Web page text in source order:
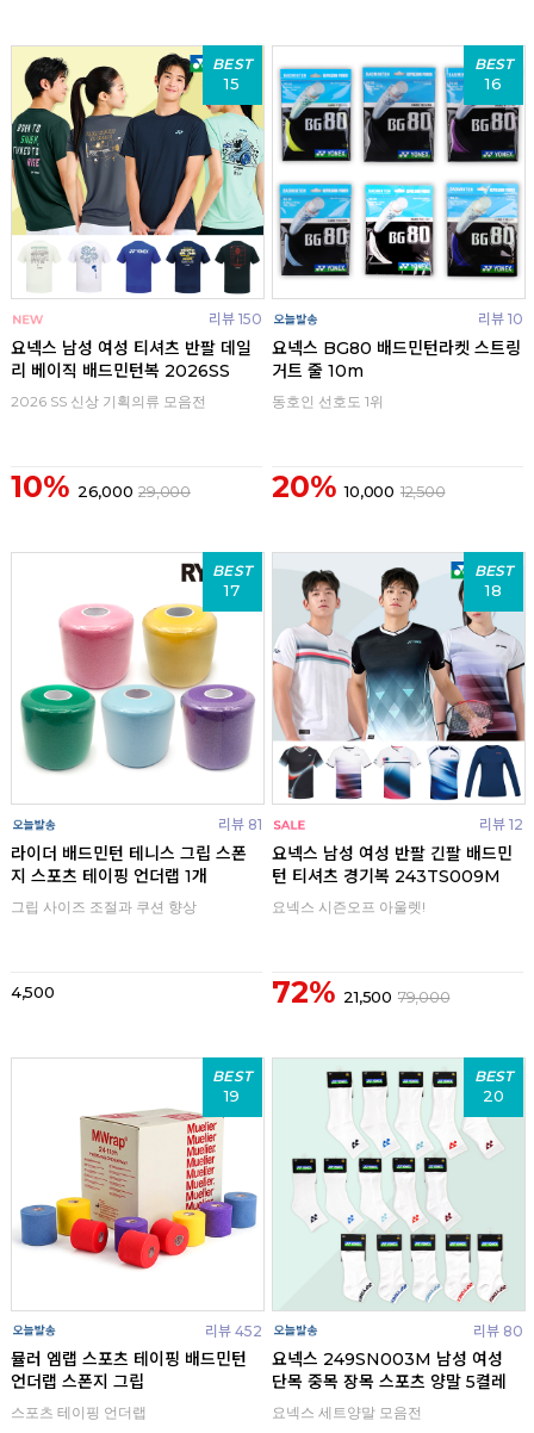
BEST
15
리뷰 150
요넥스 남성 여성 티셔츠 반팔 데일
리 베이직 배드민턴복 2026SS
2026 SS 신상 기획의류 모음전
10% 26,000 29,000
BEST
16
리뷰 10
요넥스 BG80 배드민턴라켓 스트링
거트 줄 10m
동호인 선호도 1위
20% 10,000 12,500
BEST
17
리뷰 81
라이더 배드민턴 테니스 그립 스폰
지 스포츠 테이핑 언더랩 1개
그립 사이즈 조절과 쿠션 향상
4,500
BEST
18
리뷰 12
요넥스 남성 여성 반팔 긴팔 배드민
턴 티셔츠 경기복 243TS009M
요넥스 시즌오프 아울렛!
72% 21,500 79,000
BEST
19
리뷰 452
뮬러 엠랩 스포츠 테이핑 배드민턴
언더랩 스폰지 그립
스포츠 테이핑 언더랩
BEST
20
리뷰 80
요넥스 249SN003M 남성 여성
단목 중목 장목 스포츠 양말 5켤레
요넥스 세트양말 모음전